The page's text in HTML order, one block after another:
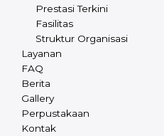
Prestasi Terkini
Fasilitas
Struktur Organisasi
Layanan
FAQ
Berita
Gallery
Perpustakaan
Kontak